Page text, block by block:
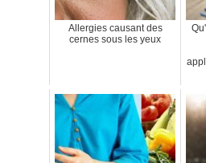
Allergies causant des
cernes sous les yeux